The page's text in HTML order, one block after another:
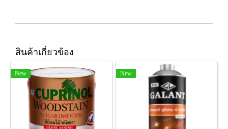
สินค้าเกี่ยวข้อง
New New